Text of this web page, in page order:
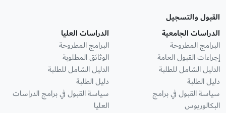
القبول والتسجيل
الدراسات الجامعية
البرامج المطروحة
إجراءات القبول العامة
الدليل الشامل للطلبة
دليل الطلبة
سياسة القبول في برامج
البكالوريوس
الدراسات العليا
البرامج المطروحة
الوثائق المطلوبة
الدليل الشامل للطلبة
دليل الطلبة
سياسة القبول في برامج الدراسات
العليا